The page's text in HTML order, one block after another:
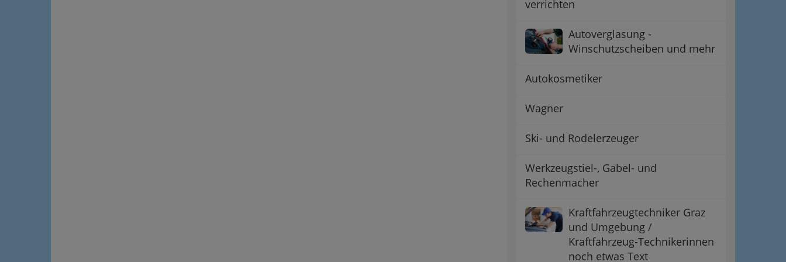
verrichten
Autoverglasung -
Winschutzscheiben und mehr
Autokosmetiker
Wagner
Ski- und Rodelerzeuger
Werkzeugstiel-, Gabel- und
Rechenmacher
Kraftfahrzeugtechniker Graz
und Umgebung /
Kraftfahrzeug-Technikerinnen
noch etwas Text